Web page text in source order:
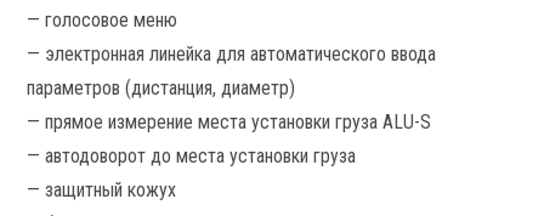
— голосовое меню
— электронная линейка для автоматического ввода
параметров (дистанция, диаметр)
— прямое измерение места установки груза ALU-S
— автодоворот до места установки груза
— защитный кожух